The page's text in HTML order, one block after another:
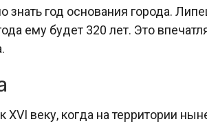
знать год основания города.
ему будет 320 лет. Это
веку, когда на территории